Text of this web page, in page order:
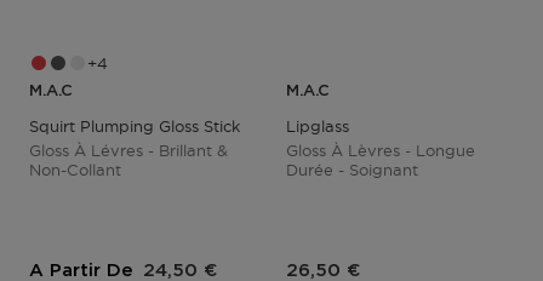
4
M.A.C
Squirt Plumping Gloss Stick
Gloss À Lévres - Brillant &
Non-Collant
A Partir De Prix du produit
24,50 €
M.A.C
Lipglass
Gloss À Lèvres - Longue
Durée - Soignant
Prix du produit
26,50 €